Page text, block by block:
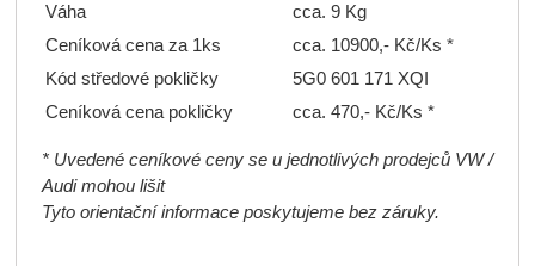
Váha
cca. 9 Kg
Ceníková cena za 1ks
cca. 10900,- Kč/Ks *
Kód středové pokličky
5G0 601 171 XQI
Ceníková cena pokličky
cca. 470,- Kč/Ks *
* Uvedené ceníkové ceny se u jednotlivých prodejců VW /
Audi mohou lišit
Tyto orientační informace poskytujeme bez záruky.